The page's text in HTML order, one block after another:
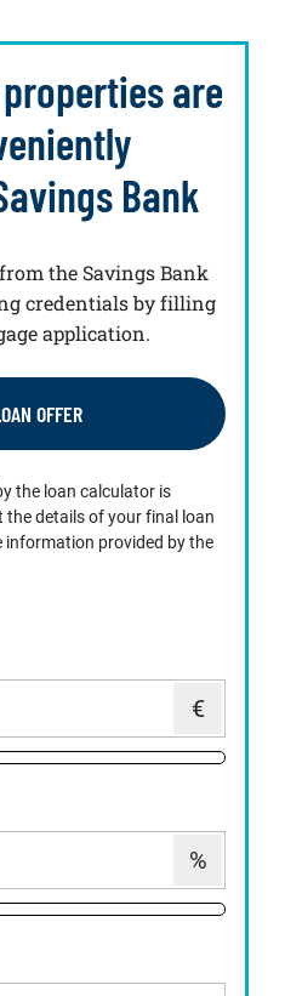
are
Bank
the Savings Bank
credentials by filling
application.
OFFER
the loan calculator is
the details of your final loan
provided by the